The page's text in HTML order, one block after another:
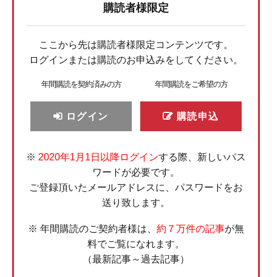
購読者様限定
ここから先は購読者様限定コンテンツです。
ログインまたは購読のお申込みをしてください。
年間購読を契約済みの方
ログイン
年間購読をご希望の方
購読申込
※ 2020年1月1日以降ログインする際、新しいパス
ワードが必要です。
ご登録頂いたメールアドレスに、パスワードをお
送り致します。
※ 年間購読のご契約者様は、 約７万件の記事が無
料でご覧になれます。
（最新記事～過去記事）